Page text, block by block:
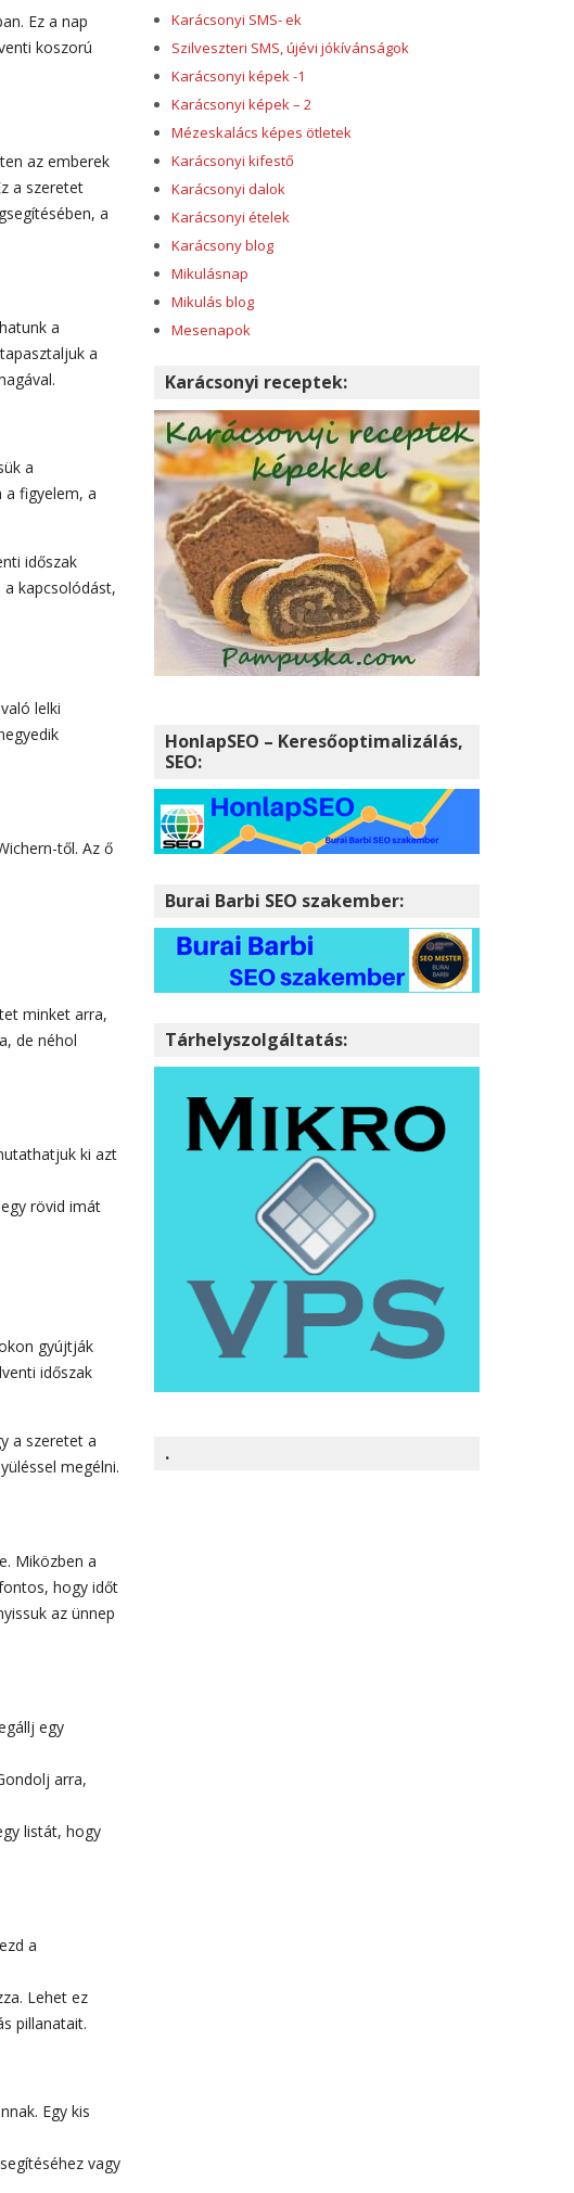
Ez a nap
koszorú
az emberek
a szeretet
a
a
a
a
a figyelem, a
időszak
kapcsolódást,
lelki
től. Az ő
minket arra,
de néhol
ki azt
rövid imát
gyújtják
időszak
a szeretet a
megélni.
Miközben a
hogy időt
az ünnep
egy
arra,
listát, hogy
a
Lehet ez
pillanatait.
Egy kis
vagy
Karácsonyi SMS- ek
Szilveszteri SMS, újévi jókívánságok
Karácsonyi képek -1
Karácsonyi képek – 2
Mézeskalács képes ötletek
Karácsonyi kifestő
Karácsonyi dalok
Karácsonyi ételek
Karácsony blog
Mikulásnap
Mikulás blog
Mesenapok
Karácsonyi receptek:
HonlapSEO – Keresőoptimalizálás,
SEO:
Burai Barbi SEO szakember:
Tárhelyszolgáltatás:
.